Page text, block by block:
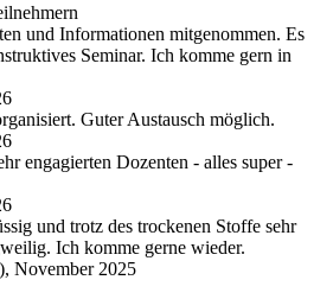
und Informationen mitgenommen. Es
Seminar. Ich komme gern in
Guter Austausch möglich.
engagierten Dozenten - alles super -
und trotz des trockenen Stoffe sehr
Ich komme gerne wieder.
November 2025